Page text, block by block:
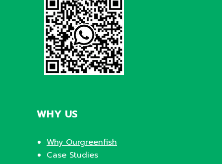
WHY US
Why Ourgreenfish
Case Studies